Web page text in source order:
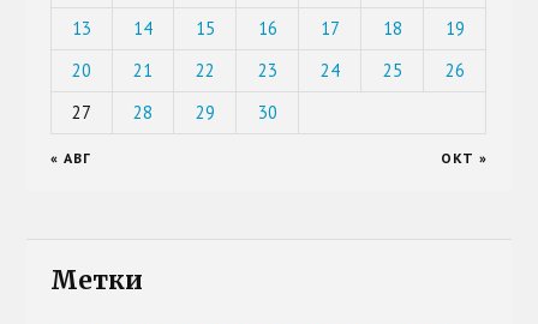
13
14 15 16 17 18
19
20
21 22 23 24 25
26
27
28 29 30
« АВГ ОКТ »
Метки